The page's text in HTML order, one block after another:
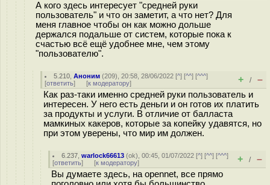
А кого здесь интересует "средней руки
пользователь" и что он заметит, а что нет? Для
меня главное чтобы он как можно дольше
держался подальше от систем, которые пока к
счастью всё ещё удобнее мне, чем этому
"пользователю".
5.210 ,Аноним (209), 20:58, 28/06/2022 [^] [^^] [^^^]
[ответить] [к модератору] + / –
Как раз-таки именно средней руки пользователь и
интересен. У него есть деньги и он готов их платить
за продукты и услуги. В отличие от балласта
мамкиных какеров, которые за копейку удавятся, но
при этом уверены, что мир им должен.
6.237 ,warlock66613 (ok), 00:45, 01/07/2022 [^] [^^] [^^^]
[ответить] [к модератору] + / –
Вы думаете здесь, на opennet, все прямо